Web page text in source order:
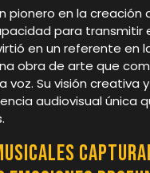
pionero en la
para
en un referente en
obra de arte que
voz. Su visión
audiovisual única